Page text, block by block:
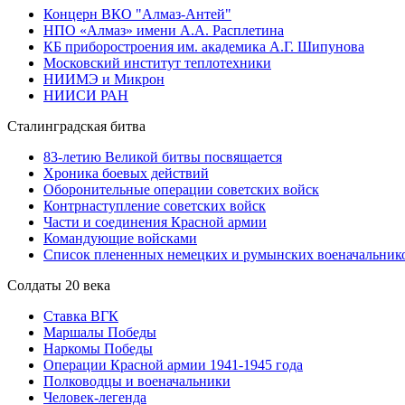
Концерн ВКО "Алмаз-Антей"
НПО «Алмаз» имени А.А. Расплетина
КБ приборостроения им. академика А.Г. Шипунова
Московский институт теплотехники
НИИМЭ и Микрон
НИИСИ РАН
Сталинградская битва
83-летию Великой битвы посвящается
Хроника боевых действий
Оборонительные операции советских войск
Контрнаступление советских войск
Части и соединения Красной армии
Командующие войсками
Список плененных немецких и румынских
Солдаты 20 века
Ставка ВГК
Маршалы Победы
Наркомы Победы
Операции Красной армии 1941-1945 года
Полководцы и военачальники
Человек-легенда